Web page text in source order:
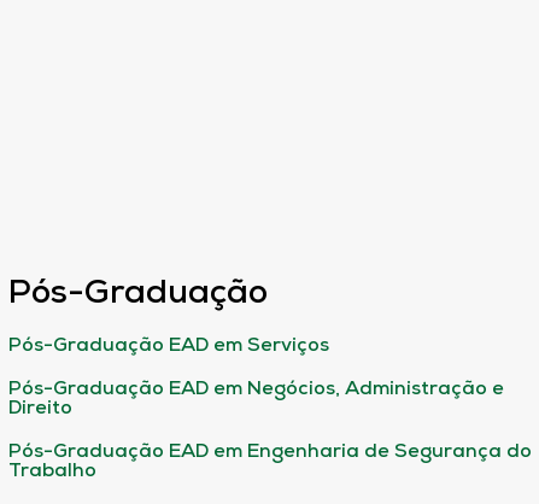
Pós-Graduação
Pós-Graduação EAD em Serviços
Pós-Graduação EAD em Negócios, Administração e
Direito
Pós-Graduação EAD em Engenharia de Segurança do
Trabalho